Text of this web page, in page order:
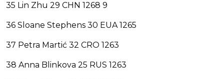
35 Lin Zhu 29 CHN 1268 9
36 Sloane Stephens 30 EUA 1265
37 Petra Martić 32 CRO 1263
38 Anna Blinkova 25 RUS 1263